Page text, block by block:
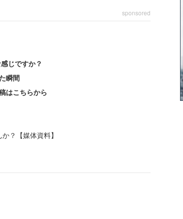
sponsored
じですか？
瞬間
はこちらから
？【媒体資料】